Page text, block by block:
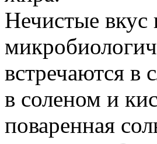
Нечистые вкус
встречаются в
в соленом и
поваренная